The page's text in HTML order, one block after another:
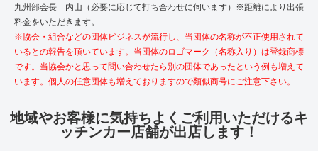
九州部会長 内山（必要に応じて打ち合わせに伺います）※距離により出張
料金をいただきます。
※協会・組合などの団体ビジネスが流行し、当団体の名称が不正使用されて
いるとの報告を頂いています。当団体のロゴマーク（名称入り）は登録商標
です。当協会かと思って問い合わせたら別の団体であったという例も増えて
います。個人の任意団体も増えておりますので類似商号にご注意下さい。
地域やお客様に気持ちよくご利用いただけるキ
ッチンカー店舗が出店します！